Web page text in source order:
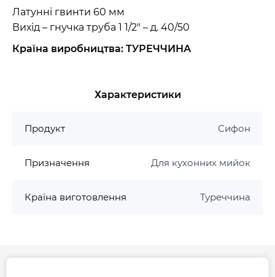
Латунні гвинти 60 мм
Вихід – гнучка труба 1 1/2" – д. 40/50
Країна виробництва: ТУРЕЧЧИНА
Характеристики
Продукт Сифон
Призначення Для кухонних мийок
Країна виготовлення Туреччина